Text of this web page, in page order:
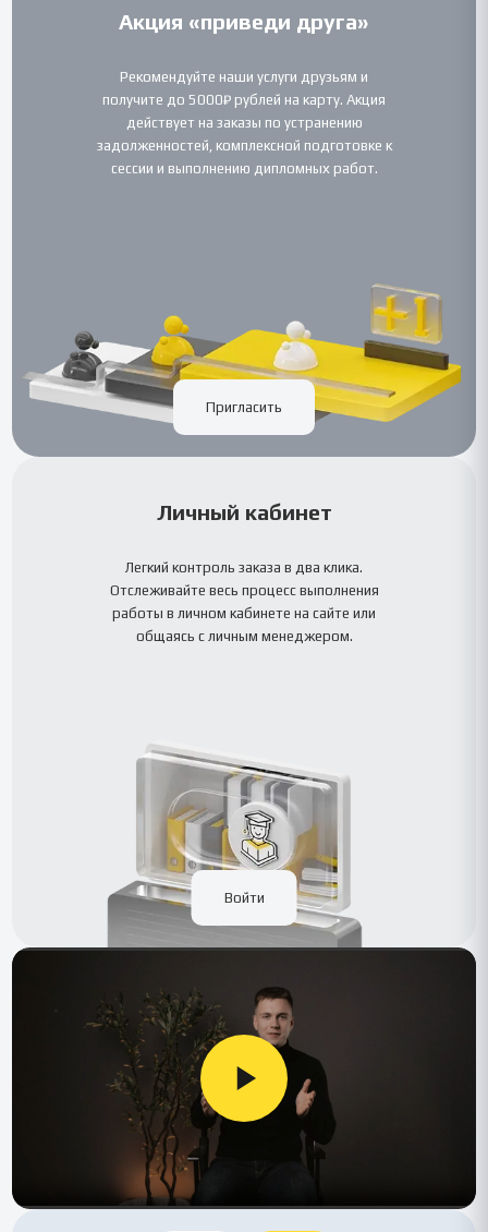
Акция «приведи друга»
Рекомендуйте наши услуги друзьям и
получите до 5000₽ рублей на карту. Акция
действует на заказы по устранению
задолженностей, комплексной подготовке к
сессии и выполнению дипломных работ.
Пригласить
Личный кабинет
Легкий контроль заказа в два клика.
Отслеживайте весь процесс выполнения
работы в личном кабинете на сайте или
общаясь с личным менеджером.
Войти